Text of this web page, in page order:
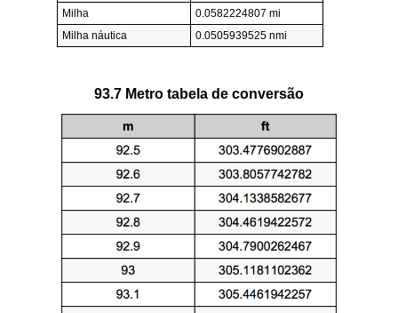
Milha
0.0582224807 mi
Milha náutica
0.0505939525 nmi
93.7 Metro tabela de conversão